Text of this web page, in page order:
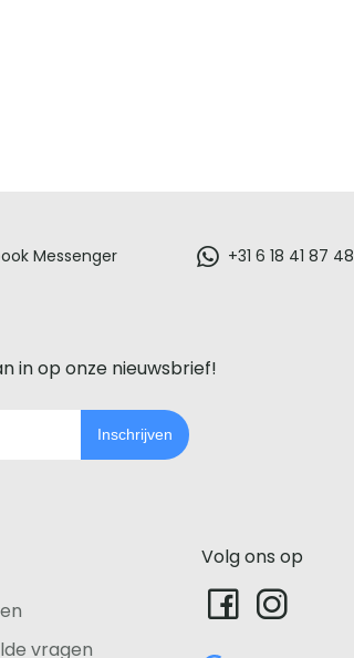
Messenger +31 6 18 41 87 48
in op onze nieuwsbrief!
Inschrijven
vragen
Volg ons op